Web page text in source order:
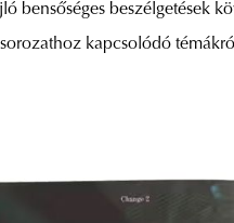
bensőséges beszélgetések
kapcsolódó